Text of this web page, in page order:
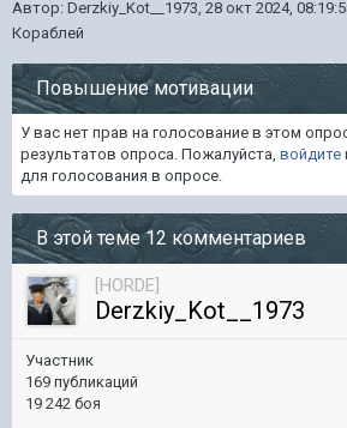
Автор: Derzkiy_Kot__1973, 28 окт 2024,
Кораблей
Повышение мотивации
У вас нет прав на голосование в этом
результатов опроса. Пожалуйста, войдите
для голосования в опросе.
В этой теме 12 комментариев
[HORDE]
Derzkiy_Kot__1973
Участник
169 публикаций
19 242 боя